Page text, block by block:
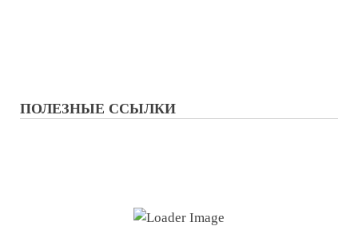
ПОЛЕЗНЫЕ ССЫЛКИ